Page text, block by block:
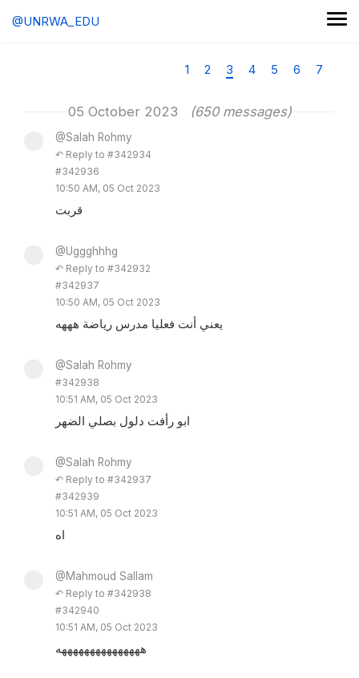
@UNRWA_EDU
1 2 3 4 5 6 7
05 October 2023 (650 messages)
@Salah Rohmy
↶ Reply to #342934
#342936
10:50 AM, 05 Oct 2023
قربت
@Uggghhhg
↶ Reply to #342932
#342937
10:50 AM, 05 Oct 2023
يعني أنت فعليا مدرس رياضة هههه
@Salah Rohmy
#342938
10:51 AM, 05 Oct 2023
ابو رأفت دلول بصلي الضهر
@Salah Rohmy
↶ Reply to #342937
#342939
10:51 AM, 05 Oct 2023
اه
@Mahmoud Sallam
↶ Reply to #342938
#342940
10:51 AM, 05 Oct 2023
هههههههههههههههه